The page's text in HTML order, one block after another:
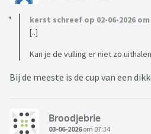
kerst schreef op 02-06-2026 om
[..]
Kan je de vulling er niet zo
Bij de meeste is de cup van een
Broodjebrie
03-06-2026om 07:34